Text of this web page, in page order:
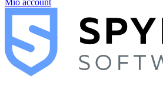
Mio account